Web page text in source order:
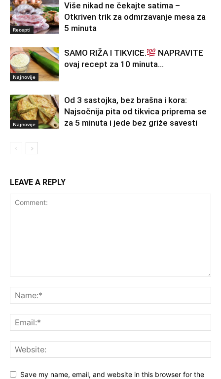
Recepti
Više nikad ne čekajte satima –
Otkriven trik za odmrzavanje mesa za
5 minuta
Najnovije
SAMO RIŽA I TIKVICE.
NAPRAVITE
ovaj recept za 10 minuta…
Najnovije
Od 3 sastojka, bez brašna i kora:
Najsočnija pita od tikvica priprema se
za 5 minuta i jede bez griže savesti
LEAVE A REPLY
Save my name, email, and website in this browser for the